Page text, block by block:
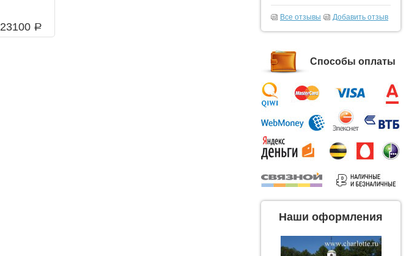
23100 a
Все отзывы Добавить отзыв
Способы оплаты
Наши оформления